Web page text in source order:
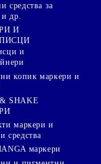
средства за
др.
И
и
копик маркери и
SHAKE
маркери и
средства
маркери